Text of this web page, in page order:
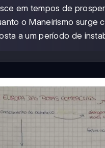
em tempos de
o Maneirismo surge
a um período de